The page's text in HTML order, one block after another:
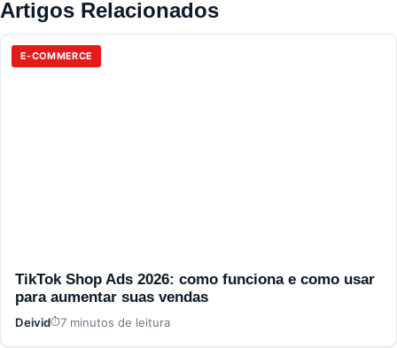
Artigos Relacionados
E-COMMERCE
TikTok Shop Ads 2026: como funciona e como usar
para aumentar suas vendas
Deivid 7 minutos de leitura